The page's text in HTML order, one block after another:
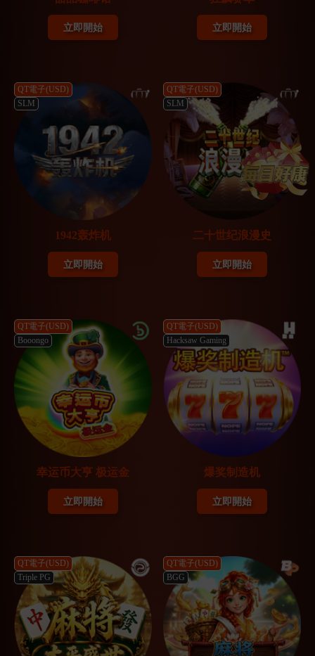
立即開始 立即開始
QT電子(USD)
SLM
1942轰炸机
立即開始
QT電子(USD)
SLM
二十世纪浪漫史
立即開始
QT電子(USD)
Booongo
幸运币大亨 极运金
立即開始
QT電子(USD)
Hacksaw Gaming
爆奖制造机
立即開始
QT電子(USD)
Triple PG
QT電子(USD)
BGG